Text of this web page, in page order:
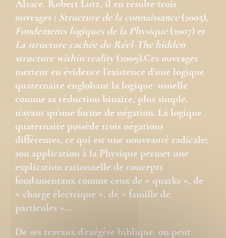
Alsace, Robert Lutz, il en résulte trois
ouvrages : Structure de la connaissance(2003),
Fondements logiques de la Physique(2007) et
La structure cachée du Réel-The hidden
structure within reality(2009).Ces ouvrages
mettent en évidence l’existence d’une logique
quaternaire englobant la logique usuelle
comme sa réduction binaire, plus simple,
n’ayant qu’une forme de négation. La logique
quaternaire possède trois négations
différentes, ce qui est une nouveauté radicale;
son application à la Physique permet une
explication rationnelle de concepts
fondamentaux comme ceux de « quarks », de
« charge électrique », de « famille de
particules »…
De ses travaux d’exégèse biblique, on peut